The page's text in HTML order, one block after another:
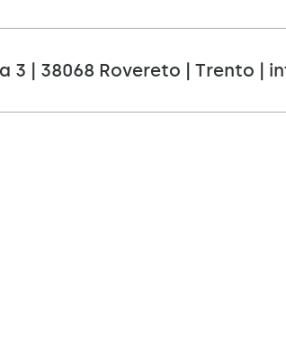
| 38068 Rovereto | Trento |